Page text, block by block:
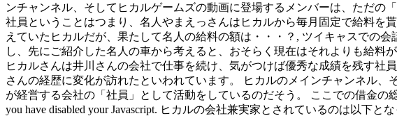
ンチャンネル、そしてヒカルゲームズの動画に登場するメンバーは、ただ
社員ということはつまり、名人やまえっさんはヒカルから毎月固定で給料を
えていたヒカルだが、果たして名人の給料の額は・・・？, ツイキャスでの
し、先にご紹介した名人の車から考えると、おそらく現在はそれよりも給料
ヒカルさんは井川さんの会社で仕事を続け、気がつけば優秀な成績を残す
さんの経歴に変化が訪れたといわれています。 ヒカルのメインチャンネル
が経営する会社の「社員」として活動をしているのだそう。 ここでの借金の
you have disabled your Javascript. ヒカルの会社兼実家とされているのは以下